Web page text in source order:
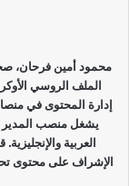
محمود أمين فرحان،
الملف الروسي
يشغل منصب المدير
العربية
الإشراف على محتوى